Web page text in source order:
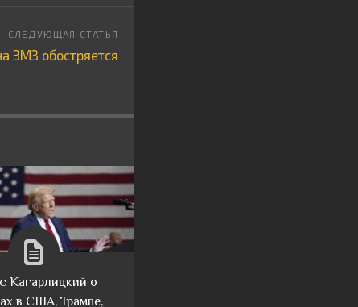
ЗМЗ обостряется
Кагарлицкий о
в США, Трампе,